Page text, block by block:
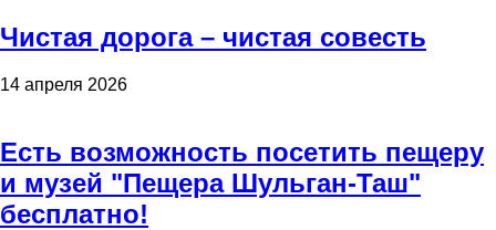
Чистая дорога – чистая совесть
14 апреля 2026
Есть возможность посетить пещеру
и музей "Пещера Шульган-Таш"
бесплатно!